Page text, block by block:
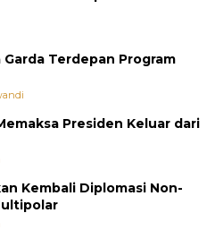
Garda Terdepan Program
Presiden Keluar dari
Kembali Diplomasi Non-